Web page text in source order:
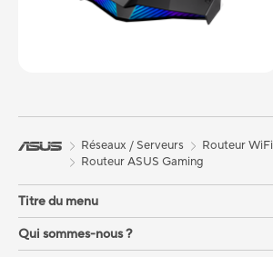
Réseaux / Serveurs
Routeur WiFi
Routeur ASUS Gaming
Titre du menu
Qui sommes-nous ?